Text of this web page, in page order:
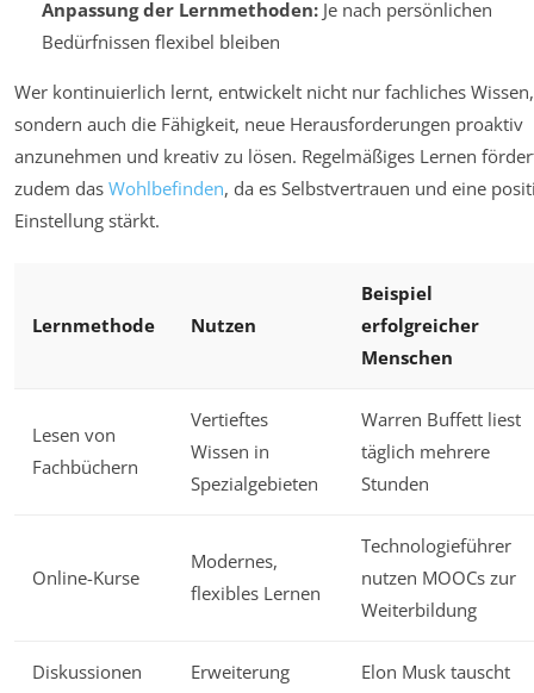
Anpassung der Lernmethoden:Je nach persönlichen
Bedürfnissen flexibel bleiben
Wer kontinuierlich lernt, entwickelt nicht nur fachliches Wissen,
sondern auch die Fähigkeit, neue Herausforderungen proaktiv
anzunehmen und kreativ zu lösen. Regelmäßiges Lernen
zudem das Wohlbefinden, da es Selbstvertrauen und eine
Einstellung stärkt.
Lernmethode Nutzen
Beispiel
erfolgreicher
Menschen
Lesen von
Fachbüchern
Vertieftes
Wissen in
Spezialgebieten
Warren Buffett liest
täglich mehrere
Stunden
Online-Kurse
Modernes,
flexibles Lernen
Technologieführer
nutzen MOOCs zur
Weiterbildung
Diskussionen
Erweiterung
Elon Musk tauscht